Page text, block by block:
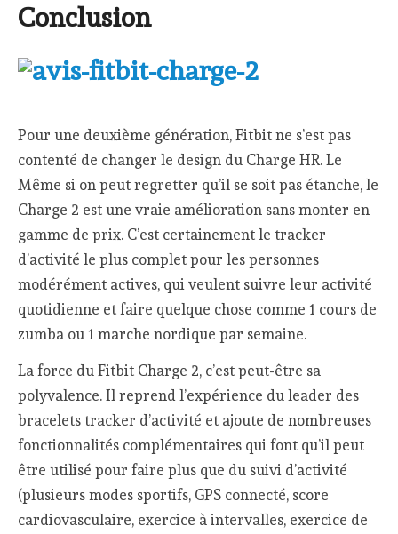
Conclusion
Pour une deuxième génération, Fitbit ne s’est pas
contenté de changer le design du Charge HR. Le
Même si on peut regretter qu’il se soit pas étanche, le
Charge 2 est une vraie amélioration sans monter en
gamme de prix. C’est certainement le tracker
d’activité le plus complet pour les personnes
modérément actives, qui veulent suivre leur activité
quotidienne et faire quelque chose comme 1 cours de
zumba ou 1 marche nordique par semaine.
La force du Fitbit Charge 2, c’est peut-être sa
polyvalence. Il reprend l’expérience du leader des
bracelets tracker d’activité et ajoute de nombreuses
fonctionnalités complémentaires qui font qu’il peut
être utilisé pour faire plus que du suivi d’activité
(plusieurs modes sportifs, GPS connecté, score
cardiovasculaire, exercice à intervalles, exercice de